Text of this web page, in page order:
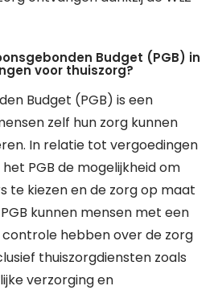
Budget (PGB) in
voor thuiszorg?
Budget (PGB) is een
zelf hun zorg kunnen
In relatie tot vergoedingen
PGB de mogelijkheid om
te kiezen en de zorg op maat
kunnen mensen met een
hebben over de zorg
thuiszorgdiensten zoals
verzorging en